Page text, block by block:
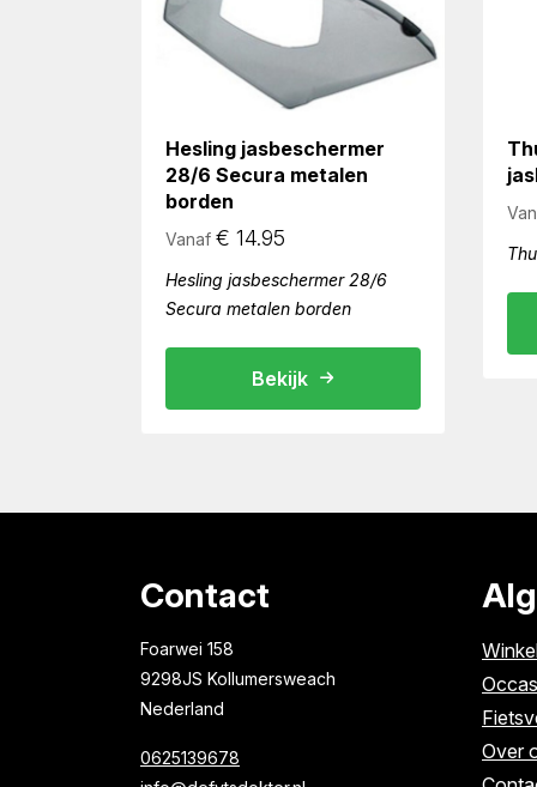
Hesling jasbeschermer
28/6 Secura metalen
borden
Vanaf € 14.95
Hesling jasbeschermer 28/6
Secura metalen borden
Bekijk
Contact
Foarwei 158
9298JS Kollumersweach
Nederland
0625139678
Over